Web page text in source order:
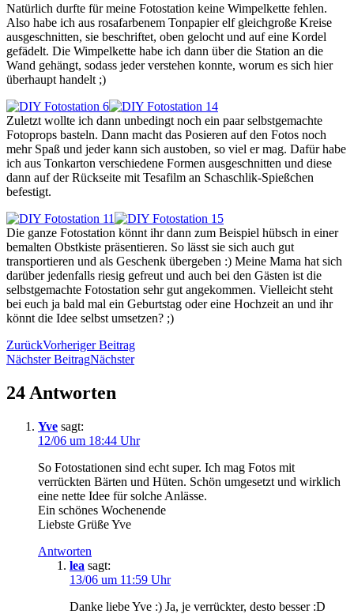
Natürlich durfte für meine Fotostation keine Wimpelkette fehlen.
Also habe ich aus rosafarbenem Tonpapier elf gleichgroße Kreise
ausgeschnitten, sie beschriftet, oben gelocht und auf eine Kordel
gefädelt. Die Wimpelkette habe ich dann über die Station an die
Wand gehängt, sodass jeder verstehen konnte, worum es sich hier
überhaupt handelt ;)
Zuletzt wollte ich dann unbedingt noch ein paar selbstgemachte
Fotoprops basteln. Dann macht das Posieren auf den Fotos noch
mehr Spaß und jeder kann sich austoben, so viel er mag. Dafür habe
ich aus Tonkarton verschiedene Formen ausgeschnitten und diese
dann auf der Rückseite mit Tesafilm an Schaschlik-Spießchen
befestigt.
Die ganze Fotostation könnt ihr dann zum Beispiel hübsch in einer
bemalten Obstkiste präsentieren. So lässt sie sich auch gut
transportieren und als Geschenk übergeben :) Meine Mama hat sich
darüber jedenfalls riesig gefreut und auch bei den Gästen ist die
selbstgemachte Fotostation sehr gut angekommen. Vielleicht steht
bei euch ja bald mal ein Geburtstag oder eine Hochzeit an und ihr
könnt die Idee selbst umsetzen? ;)
ZurückVorheriger Beitrag
Nächster BeitragNächster
24 Antworten
Yve sagt:
12/06 um 18:44 Uhr
So Fotostationen sind echt super. Ich mag Fotos mit
verrückten Bärten und Hüten. Schön umgesetzt und wirklich
eine nette Idee für solche Anlässe.
Ein schönes Wochenende
Liebste Grüße Yve
Antworten
lea sagt:
13/06 um 11:59 Uhr
Danke liebe Yve :) Ja, je verrückter, desto besser :D